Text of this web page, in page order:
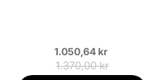
1.050,64 kr
1.370,00 kr